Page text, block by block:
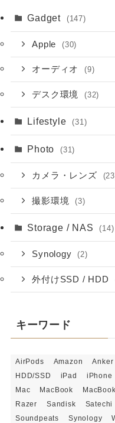
Gadget (147)
Apple (30)
オーディオ (9)
デスク環境 (32)
Lifestyle (31)
Photo (31)
カメラ・レンズ
撮影環境 (3)
Storage / NAS (14)
Synology (2)
外付けSSD / HDD
キーワード
AirPods Amazon Anker
HDD/SSD
iPad iPhone
Mac
MacBook
Razer
Sandisk Satechi
Soundpeats
Synology